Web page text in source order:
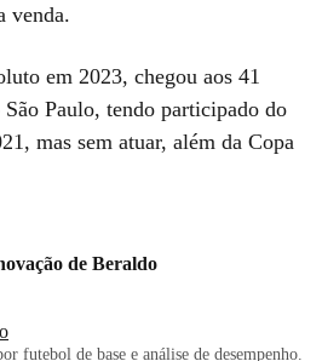
venda.
em 2023, chegou aos 41
Paulo, tendo participado do
mas sem atuar, além da Copa
de Beraldo
futebol de base e análise de desempenho.